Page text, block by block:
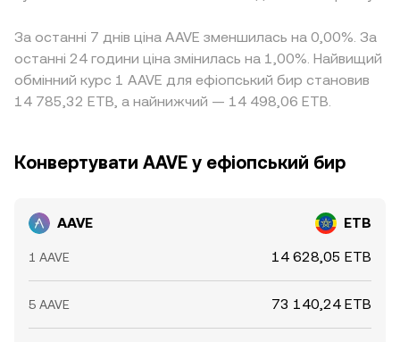
За останні 7 днів ціна AAVE зменшилась на 0,00%. За
останні 24 години ціна змінилась на 1,00%. Найвищий
обмінний курс 1 AAVE для ефіопський бир становив
14 785,32 ETB, а найнижчий — 14 498,06 ETB.
Конвертувати AAVE у ефіопський бир
AAVE ETB
1 AAVE 14 628,05 ETB
5 AAVE 73 140,24 ETB